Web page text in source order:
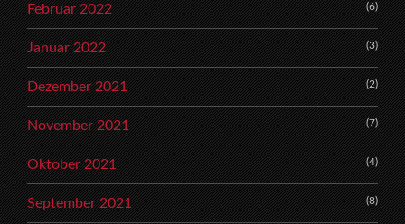
Februar 2022 (6)
Januar 2022 (3)
Dezember 2021 (2)
November 2021 (7)
Oktober 2021 (4)
September 2021 (8)